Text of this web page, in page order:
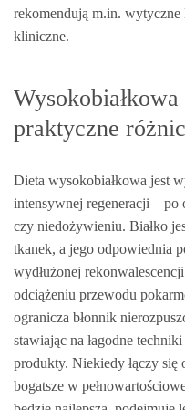
rekomendują m.in.
kliniczne.
praktyczne
Dieta wysokobiałkowa jest
intensywnej regeneracji – po
czy niedożywieniu. Białko
tkanek, a jego odpowiednia
wydłużonej
odciążeniu przewodu
ogranicza błonnik
stawiając na łagodne
produkty. Niekiedy łączy się
bogatsze w